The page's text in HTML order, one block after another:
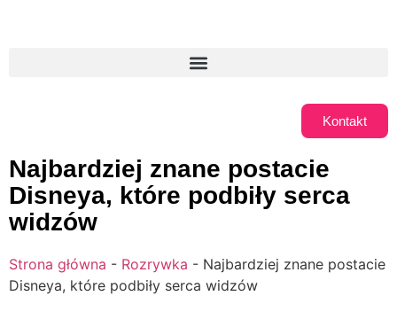
Kontakt
Najbardziej znane postacie
Disneya, które podbiły serca
widzów
Strona główna - Rozrywka - Najbardziej znane postacie
Disneya, które podbiły serca widzów